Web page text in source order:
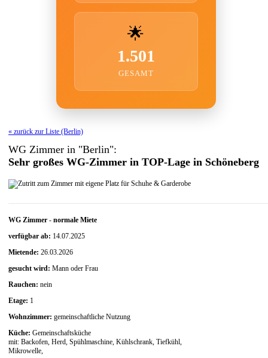
🌟
1.501
GESAMT
« zurück zur Liste (Berlin)
WG Zimmer in "Berlin":
Sehr großes WG-Zimmer in TOP-Lage in Schöneberg
WG Zimmer - normale Miete
verfügbar ab: 14.07.2025
Mietende: 26.03.2026
gesucht wird: Mann oder Frau
Rauchen: nein
Etage: 1
Wohnzimmer: gemeinschaftliche Nutzung
Küche: Gemeinschaftsküche
mit: Backofen, Herd, Spühlmaschine, Kühlschrank, Tiefkühl,
Mikrowelle,